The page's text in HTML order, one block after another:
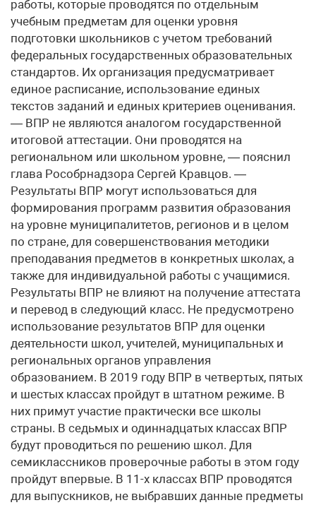
работы, которые проводятся по отдельным
учебным предметам для оценки уровня
подготовки школьников с учетом требований
федеральных государственных образовательных
стандартов. Их организация предусматривает
единое расписание, использование единых
текстов заданий и единых критериев оценивания.
— ВПР не являются аналогом государственной
итоговой аттестации. Они проводятся на
региональном или школьном уровне, — пояснил
глава Рособрнадзора Сергей Кравцов. —
Результаты ВПР могут использоваться для
формирования программ развития образования
на уровне муниципалитетов, регионов и в целом
по стране, для совершенствования методики
преподавания предметов в конкретных школах, а
также для индивидуальной работы с учащимися.
Результаты ВПР не влияют на получение аттестата
и перевод в следующий класс. Не предусмотрено
использование результатов ВПР для оценки
деятельности школ, учителей, муниципальных и
региональных органов управления
образованием. В 2019 году ВПР в четвертых, пятых
и шестых классах пройдут в штатном режиме. В
них примут участие практически все школы
страны. В седьмых и одиннадцатых классах ВПР
будут проводиться по решению школ. Для
семиклассников проверочные работы в этом году
пройдут впервые. В 11-х классах ВПР проводятся
для выпускников, не выбравших данные предметы